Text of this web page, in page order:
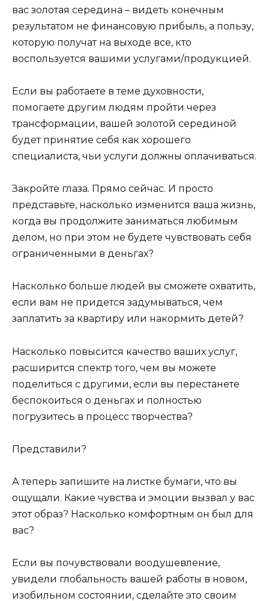
вас золотая середина – видеть конечным
результатом не финансовую прибыль, а пользу,
которую получат на выходе все, кто
воспользуется вашими услугами/продукцией.
Если вы работаете в теме духовности,
помогаете другим людям пройти через
трансформации, вашей золотой серединой
будет принятие себя как хорошего
специалиста, чьи услуги должны оплачиваться.
Закройте глаза. Прямо сейчас. И просто
представьте, насколько изменится ваша жизнь,
когда вы продолжите заниматься любимым
делом, но при этом не будете чувствовать себя
ограниченными в деньгах?
Насколько больше людей вы сможете охватить,
если вам не придется задумываться, чем
заплатить за квартиру или накормить детей?
Насколько повысится качество ваших услуг,
расширится спектр того, чем вы можете
поделиться с другими, если вы перестанете
беспокоиться о деньгах и полностью
погрузитесь в процесс творчества?
Представили?
А теперь запишите на листке бумаги, что вы
ощущали. Какие чувства и эмоции вызвал у вас
этот образ? Насколько комфортным он был для
вас?
Если вы почувствовали воодушевление,
увидели глобальность вашей работы в новом,
изобильном состоянии, сделайте это своим